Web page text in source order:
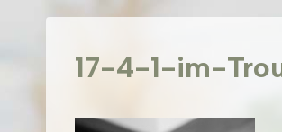
17-4-1-im-